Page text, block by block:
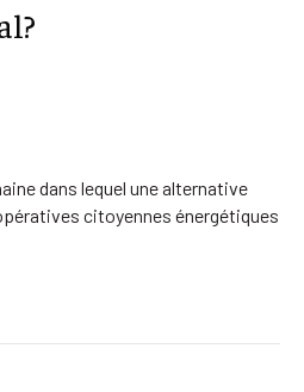
dans lequel une alternative
citoyennes énergétiques